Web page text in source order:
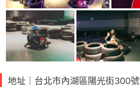
地址｜台北市內湖區陽光街300號